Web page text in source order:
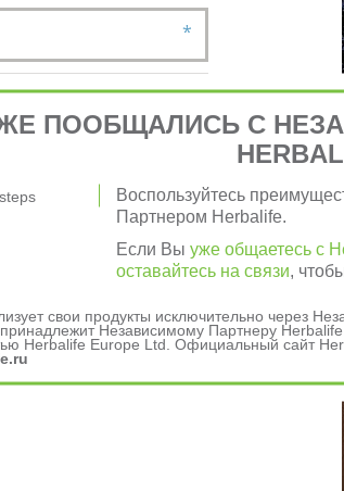
*
*
данных
соглашения
ПООБЩАЛИСЬ С
Воспользуйтесь
Партнером Herbalife.
Если Вы уже общаетесь с
оставайтесь на связи,
свои продукты исключительно через
Независимому Партнеру
Herbalife Europe Ltd. Официальный сайт